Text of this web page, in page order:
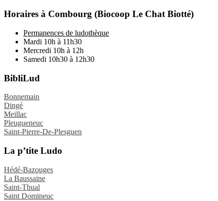
Horaires à Combourg (Biocoop Le Chat Biotté)
Permanences de ludothèque
Mardi 10h à 11h30
Mercredi 10h à 12h
Samedi 10h30 à 12h30
BibliLud
Bonnemain
Dingé
Meillac
Pleugueneuc
Saint-Pierre-De-Plesguen
La p’tite Ludo
Hédé-Bazouges
La Baussaine
Saint-Thual
Saint Domineuc